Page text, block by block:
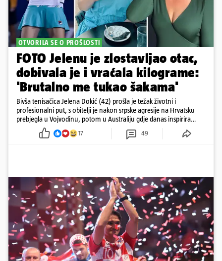
OTVORILA SE O PROŠLOSTI
FOTO Jelenu je zlostavljao otac,
dobivala je i vraćala kilograme:
'Brutalno me tukao šakama'
Bivša tenisačica Jelena Dokić (42) prošla je težak životni i
profesionalni put, s obitelji je nakon srpske agresije na Hrvatsku
prebjegla u Vojvodinu, potom u Australiju gdje danas inspirira
17 49